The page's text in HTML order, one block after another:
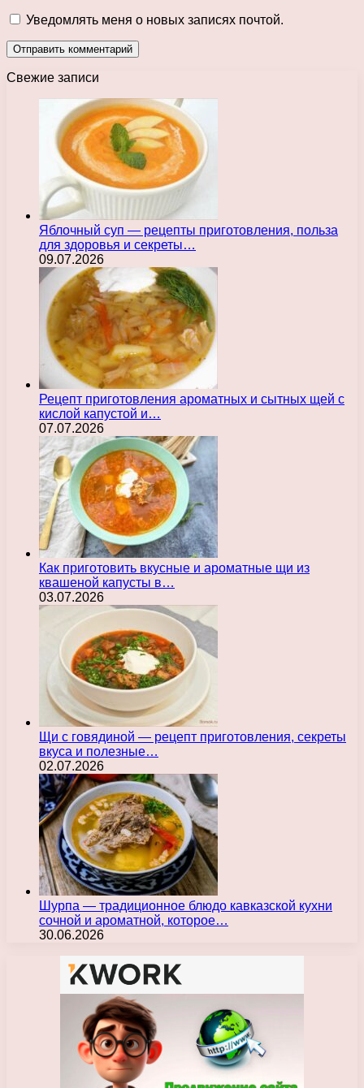
Уведомлять меня о новых записях почтой.
Свежие записи
Яблочный суп — рецепты приготовления, польза
для здоровья и секреты…
09.07.2026
Рецепт приготовления ароматных и сытных щей с
кислой капустой и…
07.07.2026
Как приготовить вкусные и ароматные щи из
квашеной капусты в…
03.07.2026
Щи с говядиной — рецепт приготовления, секреты
вкуса и полезные…
02.07.2026
Шурпа — традиционное блюдо кавказской кухни
сочной и ароматной, которое…
30.06.2026